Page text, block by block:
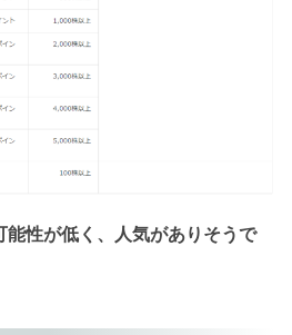
能性が低く、人気がありそうで